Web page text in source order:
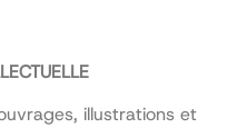
illustrations et